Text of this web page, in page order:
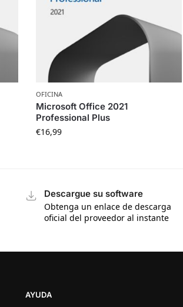
OFICINA
Microsoft Office 2021
Professional Plus
€16,99
Descargue su software
Obtenga un enlace de descarga
oficial del proveedor al instante
AYUDA